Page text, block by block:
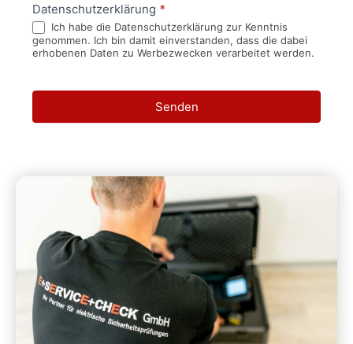
Datenschutzerklärung *
Ich habe die Datenschutzerklärung zur Kenntnis
genommen. Ich bin damit einverstanden, dass die dabei
erhobenen Daten zu Werbezwecken verarbeitet werden.
Senden